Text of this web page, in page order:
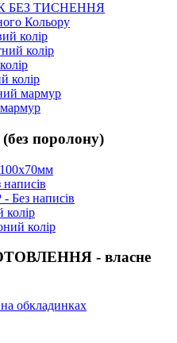
БЕЗ ТИСНЕННЯ
Кольору
колір
колір
колір
мармур
поролону)
написів
колір
колір
- власне
обкладинках